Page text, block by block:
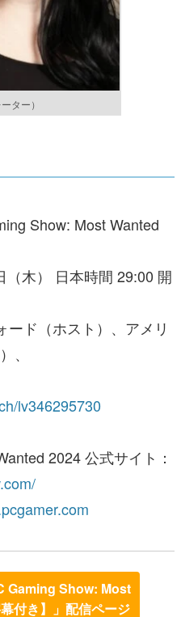
ター）
Show: Most Wanted
木） 日本時間 29:00 開
ド（ホスト）、アメリ
、
lv346295730
2024 公式サイト：
Gaming Show: Most
付き】」配信ページ